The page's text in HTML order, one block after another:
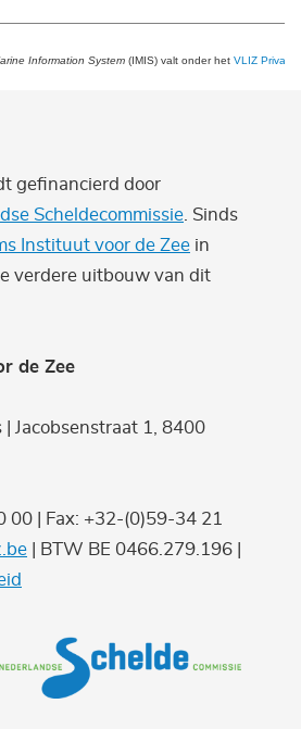
Information System (IMIS) valt onder het VLIZ Privacy
gefinancierd door
Scheldecommissie . Sinds
Instituut voor de Zee in
verdere uitbouw van dit
de Zee
| Jacobsenstraat 1, 8400
00 | Fax: +32-(0)59-34 21
| BTW BE 0466.279.196 |